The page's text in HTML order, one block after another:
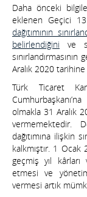
Daha önceki
eklenen Geçici
dağıtımının
belirlendiğini ve
Aralık 2020
Türk Ticaret
olmakla 31 Aralık
vermemektedir.
dağıtımına ilişkin
kalkmıştır. 1
geçmiş yıl
etmesi ve
vermesi artık